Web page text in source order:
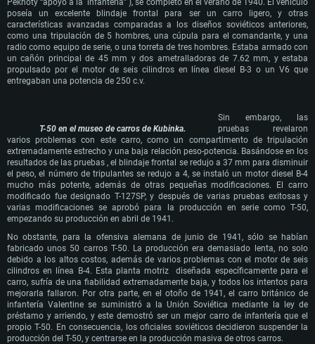
Tarjeta de Video: Tarjeta de vídeo de nivel DirectX 11 o superior y controladores:
Nvidia GeForce 1060 y superior, Radeon RX 570 y superior
Red: Conexión a Internet de banda ancha
Disco Duro: 75.9 GB (Cliente Completo)
Tarjeta de Vídeo: Radeon Vega II o superior compatible con Metal.
Red: Conexión a Internet de banda ancha
Disco Duro: 62.2 GB (Cliente Completo)
Memoria: 16 GB
Tarjeta de Vídeo: NVIDIA 1060 con los últimos controladores propietarios (no más
de 6 meses) / AMD similar (Radeon RX 570) con los últimos controladores
propietarios (no más de 6 meses) con soporte Vulkan.
Red: Conexión a Internet de banda ancha
Disco Duro: 62.2 GB (Cliente Completo)
poseía un excelente blindaje frontal para ser un carro ligero, y otras
características avanzadas comparadas a los diseños soviéticos anteriores,
como una tripulación de 5 hombres, una cúpula para el comandante, y una
radio como equipo de serie, o una torreta de tres hombres. Estaba armado con
un cañón principal de 45 mm y dos ametralladoras de 7.62 mm, y estaba
propulsado por el motor de seis cilindros en línea diesel B-3 o un V6 que
entregaban una potencia de 250 c.v.
T-50 en el museo de carros de Kubinka.
Sin embargo, las
pruebas revelaron
varios problemas con este carro, como un compartimento de tripulación
extremadamente estrecho y una baja relación peso-potencia. Basándose en los
resultados de las pruebas , el blindaje frontal se redujo a 37 mm para disminuir
el peso, el número de tripulantes se redujo a 4, se instaló un motor diesel B-4
mucho más potente, además de otras pequeñas modificaciones. El carro
modificado fue designado T-127SP, y después de varias pruebas exitosas y
varias modificaciones se aprobó para la producción en serie como T-50,
empezando su producción en abril de 1941.
No obstante, para la ofensiva alemana de junio de 1941, sólo se habían
fabricado unos 50 carros T-50. La producción era demasiado lenta, no solo
debido a los altos costos, además de varios problemas con el motor de seis
cilindros en línea B-4. Esta planta motriz diseñada específicamente para el
carro, sufría de una fiabilidad extremadamente baja, y todos los intentos para
mejorarla fallaron. Por otra parte, en el otoño de 1941, el carro británico de
infantería Valentine se suministró a la Unión Soviética mediante la ley de
préstamo y arriendo, y este demostró ser un mejor carro de infantería que el
propio T-50. En consecuencia, los oficiales soviéticos decidieron suspender la
producción del T-50, y centrarse en la producción masiva de otros carros.